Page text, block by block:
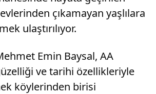
çıkamayan yaşlılara
ulaştırılıyor.
Emin Baysal, AA
ve tarihi özellikleriyle
köylerinden birisi